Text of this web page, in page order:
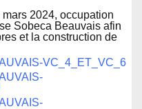
2024, occupation
Sobeca Beauvais afin
et la construction de
VC_4_ET_VC_6